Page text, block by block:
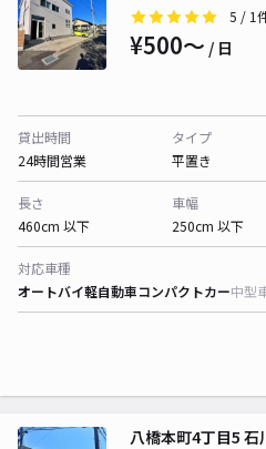
5 / 1
¥500〜 / 日
貸出時間
24時間営業
タイプ
平置き
長さ
460cm 以下
車幅
250cm 以下
対応車種
オートバイ軽自動車コンパクトカー中型
八橋本町4丁目5